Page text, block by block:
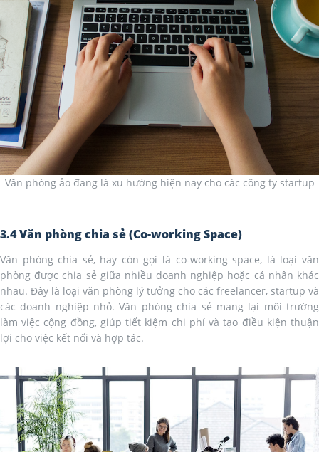
Văn phòng ảo đang là xu hướng hiện nay cho các công ty startup
3.4 Văn phòng chia sẻ (Co-working Space)
Văn phòng chia sẻ, hay còn gọi là co-working space, là loại văn
phòng được chia sẻ giữa nhiều doanh nghiệp hoặc cá nhân khác
nhau. Đây là loại văn phòng lý tưởng cho các freelancer, startup và
các doanh nghiệp nhỏ. Văn phòng chia sẻ mang lại môi trường
làm việc cộng đồng, giúp tiết kiệm chi phí và tạo điều kiện thuận
lợi cho việc kết nối và hợp tác.